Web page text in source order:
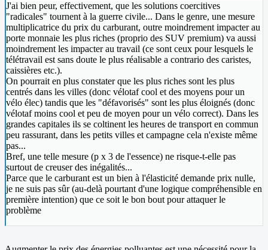
J'ai bien peur, effectivement, que les solutions coercitives
"radicales" tournent à la guerre civile... Dans le genre, une mesure
multiplicatrice du prix du carburant, outre moindrement impacter au
porte monnaie les plus riches (proprio des SUV premium) va aussi
moindrement les impacter au travail (ce sont ceux pour lesquels le
télétravail est sans doute le plus réalisable a contrario des caristes,
caissières etc.).
On pourrait en plus constater que les plus riches sont les plus
centrés dans les villes (donc vélotaf cool et des moyens pour un
vélo élec) tandis que les "défavorisés" sont les plus éloignés (donc
vélotaf moins cool et peu de moyen pour un vélo correct). Dans les
grandes capitales ils se coltinent les heures de transport en commun
peu rassurant, dans les petits villes et campagne cela n'existe même
pas...
Bref, une telle mesure (p x 3 de l'essence) ne risque-t-elle pas
surtout de creuser des inégalités...
Parce que le carburant est un bien à l'élasticité demande prix nulle,
je ne suis pas sûr (au-delà pourtant d'une logique compréhensible en
première intention) que ce soit le bon bout pour attaquer le
problème